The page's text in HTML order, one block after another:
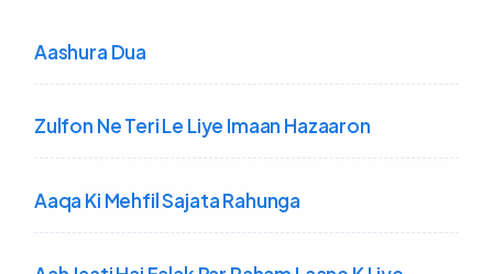
Aashura Dua
Zulfon Ne Teri Le Liye Imaan Hazaaron
Aaqa Ki Mehfil Sajata Rahunga